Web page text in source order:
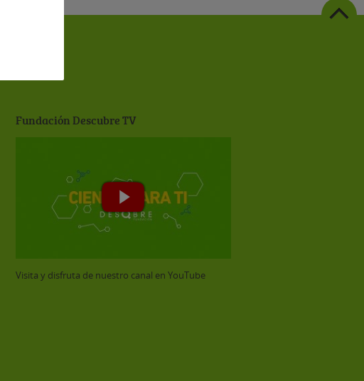
Fundación Descubre TV
Visita y disfruta de nuestro canal en YouTube